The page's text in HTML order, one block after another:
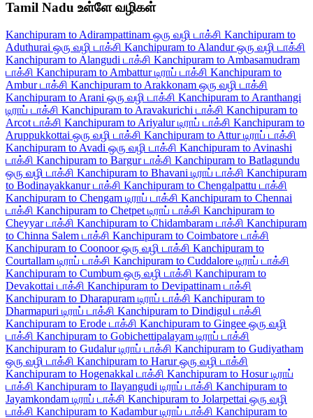
Tamil Nadu உள்ளே வழிகள்
Kanchipuram to Adirampattinam ஒரு வழி டாக்சி Kanchipuram to
Aduthurai ஒரு வழி டாக்சி Kanchipuram to Alandur ஒரு வழி டாக்சி
Kanchipuram to Alangudi டாக்சி Kanchipuram to Ambasamudram
டாக்சி Kanchipuram to Ambattur டிராப் டாக்சி Kanchipuram to
Ambur டாக்சி Kanchipuram to Arakkonam ஒரு வழி டாக்சி
Kanchipuram to Arani ஒரு வழி டாக்சி Kanchipuram to Aranthangi
டிராப் டாக்சி Kanchipuram to Aravakurichi டாக்சி Kanchipuram to
Arcot டாக்சி Kanchipuram to Ariyalur டிராப் டாக்சி Kanchipuram to
Aruppukkottai ஒரு வழி டாக்சி Kanchipuram to Attur டிராப் டாக்சி
Kanchipuram to Avadi ஒரு வழி டாக்சி Kanchipuram to Avinashi
டாக்சி Kanchipuram to Bargur டாக்சி Kanchipuram to Batlagundu
ஒரு வழி டாக்சி Kanchipuram to Bhavani டிராப் டாக்சி Kanchipuram
to Bodinayakkanur டாக்சி Kanchipuram to Chengalpattu டாக்சி
Kanchipuram to Chengam டிராப் டாக்சி Kanchipuram to Chennai
டாக்சி Kanchipuram to Chetpet டிராப் டாக்சி Kanchipuram to
Cheyyar டாக்சி Kanchipuram to Chidambaram டாக்சி Kanchipuram
to Chinna Salem டாக்சி Kanchipuram to Coimbatore டாக்சி
Kanchipuram to Coonoor ஒரு வழி டாக்சி Kanchipuram to
Courtallam டிராப் டாக்சி Kanchipuram to Cuddalore டிராப் டாக்சி
Kanchipuram to Cumbum ஒரு வழி டாக்சி Kanchipuram to
Devakottai டாக்சி Kanchipuram to Devipattinam டாக்சி
Kanchipuram to Dharapuram டிராப் டாக்சி Kanchipuram to
Dharmapuri டிராப் டாக்சி Kanchipuram to Dindigul டாக்சி
Kanchipuram to Erode டாக்சி Kanchipuram to Gingee ஒரு வழி
டாக்சி Kanchipuram to Gobichettipalayam டிராப் டாக்சி
Kanchipuram to Gudalur டிராப் டாக்சி Kanchipuram to Gudiyatham
ஒரு வழி டாக்சி Kanchipuram to Harur ஒரு வழி டாக்சி
Kanchipuram to Hogenakkal டாக்சி Kanchipuram to Hosur டிராப்
டாக்சி Kanchipuram to Ilayangudi டிராப் டாக்சி Kanchipuram to
Jayamkondam டிராப் டாக்சி Kanchipuram to Jolarpettai ஒரு வழி
டாக்சி Kanchipuram to Kadambur டிராப் டாக்சி Kanchipuram to